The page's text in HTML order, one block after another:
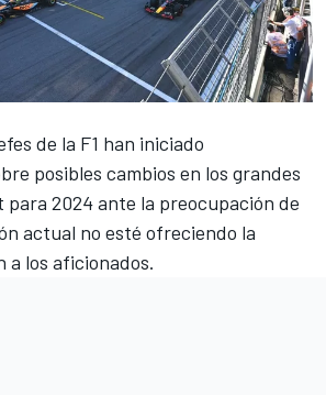
de la F1 han iniciado
posibles cambios en los grandes
para 2024ante la preocupación de
actual no esté ofreciendo la
a los aficionados.